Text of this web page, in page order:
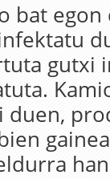
bat egon
gutxi
duen,